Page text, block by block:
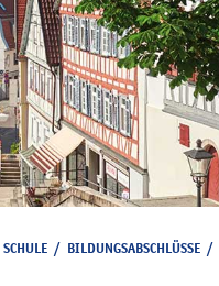
SCHULE / BILDUNGSABSCHLÜSSE /